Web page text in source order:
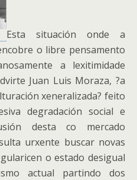
Esta situación onde a
o libre pensamento
a lexitimidade
Juan Luis Moraza, ?a
xeneralizada? feito
degradación social e
desta co mercado
urxente buscar novas
o estado desigual
actual partindo dos